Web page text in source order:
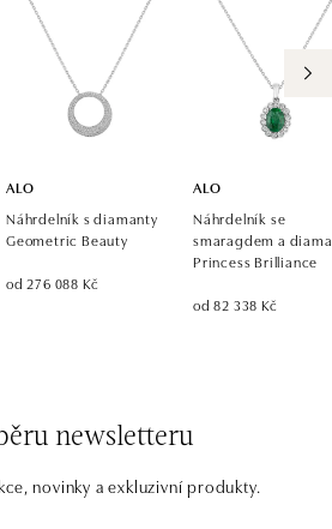
Eurovea, Bratislava
+421 918 777 670
ALO
Náhrdelník s diamanty
Geometric Beauty
od 276 088 Kč
ALO
Náhrdelník se
smaragdem a
Princess Brilliance
od 82 338 Kč
newsletteru
novinky a exkluzivní produkty.